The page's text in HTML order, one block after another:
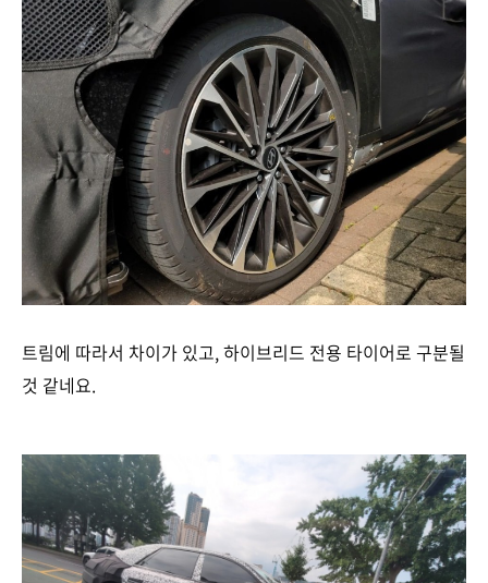
트림에 따라서 차이가 있고, 하이브리드 전용 타이어로 구분될
것 같네요.